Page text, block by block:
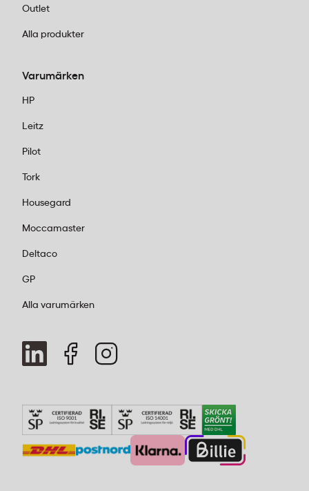
Outlet
Alla produkter
Varumärken
HP
Leitz
Pilot
Tork
Housegard
Moccamaster
Deltaco
GP
Alla varumärken